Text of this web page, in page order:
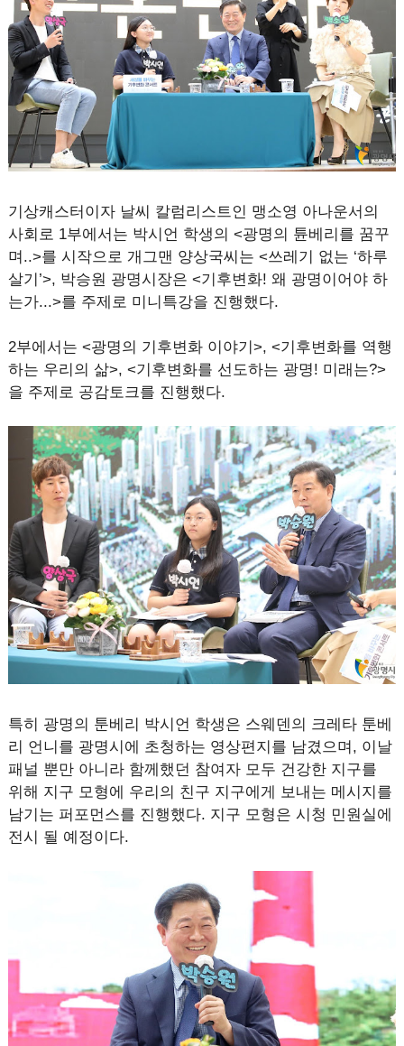
기상캐스터이자 날씨 칼럼리스트인 맹소영 아나운서의
사회로 1부에서는 박시언 학생의 <광명의 튠베리를 꿈꾸
며..>를 시작으로 개그맨 양상국씨는 <쓰레기 없는 ‘하루
살기’>, 박승원 광명시장은 <기후변화! 왜 광명이어야 하
는가...>를 주제로 미니특강을 진행했다.
2부에서는 <광명의 기후변화 이야기>, <기후변화를 역행
하는 우리의 삶>, <기후변화를 선도하는 광명! 미래는?>
을 주제로 공감토크를 진행했다.
특히 광명의 툰베리 박시언 학생은 스웨덴의 크레타 툰베
리 언니를 광명시에 초청하는 영상편지를 남겼으며, 이날
패널 뿐만 아니라 함께했던 참여자 모두 건강한 지구를
위해 지구 모형에 우리의 친구 지구에게 보내는 메시지를
남기는 퍼포먼스를 진행했다. 지구 모형은 시청 민원실에
전시 될 예정이다.